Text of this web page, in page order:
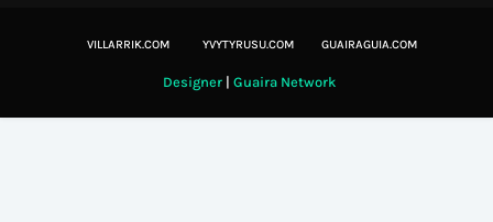
VILLARRIK.COM YVYTYRUSU.COM GUAIRAGUIA.COM
Designer| Guaira Network